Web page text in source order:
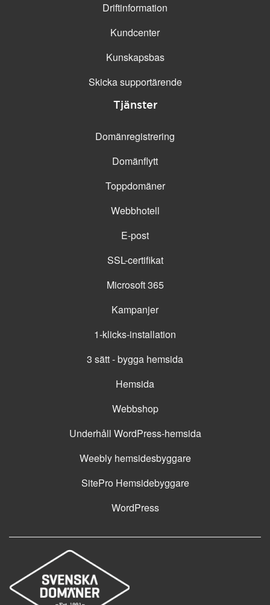
Driftinformation
Kundcenter
Kunskapsbas
Skicka supportärende
Tjänster
Domänregistrering
Domänflytt
Toppdomäner
Webbhotell
E-post
SSL-certifikat
Microsoft 365
Kampanjer
1-klicks-installation
3 sätt - bygga hemsida
Hemsida
Webbshop
Underhåll WordPress-hemsida
Weebly hemsidesbyggare
SitePro Hemsidebyggare
WordPress